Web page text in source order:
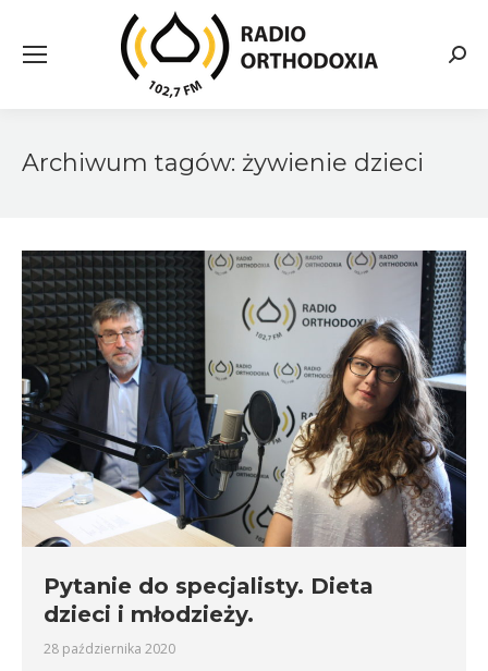
Archiwum tagów: żywienie dzieci
Pytanie do specjalisty. Dieta
dzieci i młodzieży.
28 października 2020